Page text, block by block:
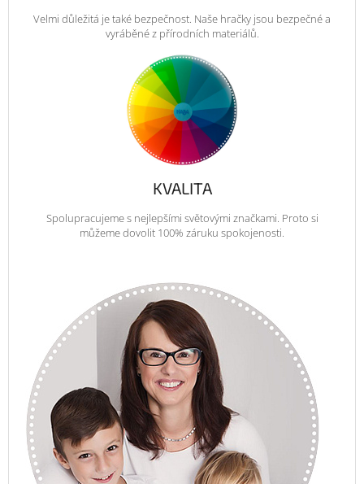
Velmi důležitá je také bezpečnost. Naše hračky jsou bezpečné a
vyráběné z přírodních materiálů.
KVALITA
Spolupracujeme s nejlepšími světovými značkami. Proto si
můžeme dovolit 100% záruku spokojenosti.